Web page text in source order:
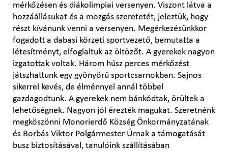
mérkőzésen és diákolimpiai versenyen. Viszont látva a
hozzáállásukat és a mozgás szeretetét, jeleztük, hogy
részt kívánunk venni a versenyen. Megérkezésünkkor
fogadott a dabasi körzeti sportvezető, bemutatta a
létesítményt, elfoglaltuk az öltözőt. A gyerekek nagyon
izgatottak voltak. Három húsz perces mérkőzést
játszhattunk egy gyönyörű sportcsarnokban. Sajnos
sikerrel kevés, de élménnyel annál többel
gazdagodtunk. A gyerekek nem bánkódtak, örültek a
lehetőségnek. Nagyon jól érezték magukat. Szeretnénk
megköszönni Monorierdő Község Önkormányzatának
és Borbás Viktor Polgármester Úrnak a támogatását
busz biztosításával, tanulóink szállításában